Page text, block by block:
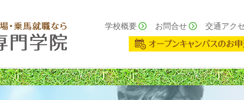
学校概要 お問合せ 交通アク